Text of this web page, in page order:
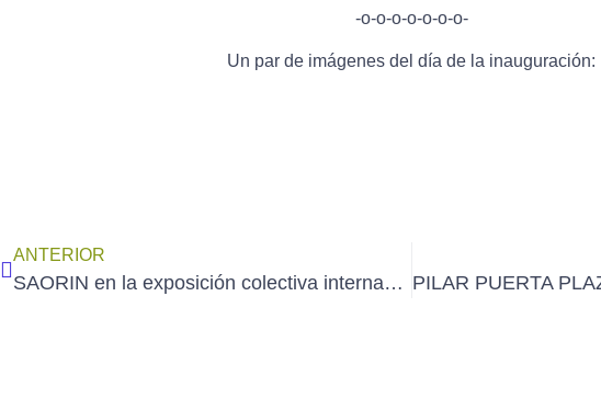
-o-o-o-o-o-o-o-
Un par de imágenes del día de la inauguración:
ANTERIOR
SAORIN en la exposición colectiva internacional «La armonía de la visión» en el Museo Hsinchu de Taiwan (inauguración 1/7/2026)